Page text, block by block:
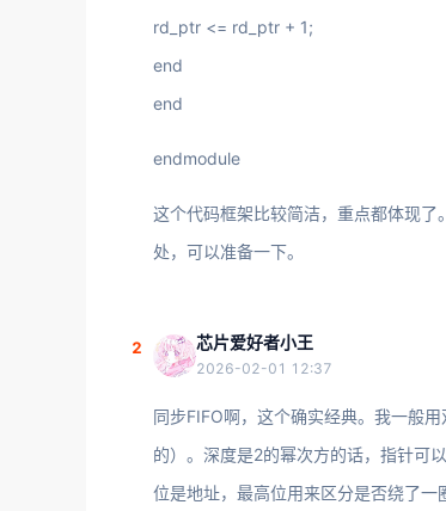
rd_ptr <= rd_ptr + 1;
end
end
endmodule
这个代码框架比较简洁，重点都体现
处，可以准备一下。
2 芯片爱好者小王
2026-02-01 12:37
同步FIFO啊，这个确实经典。我一般
的）。深度是2的幂次方的话，指针可
位是地址，最高位用来区分是否绕了一